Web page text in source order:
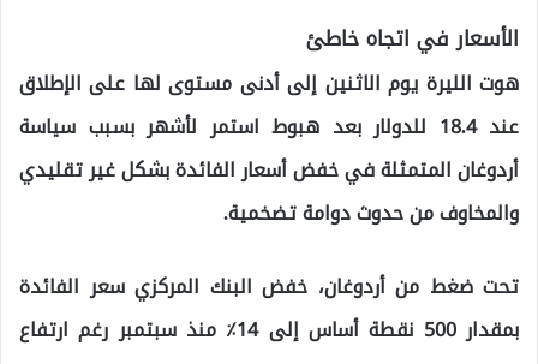
الأسعار في اتجاه خاطئ
هوت الليرة يوم الاثنين إلى أدنى مستوى لها على الإطلاق
عند 18.4 للدولار بعد هبوط استمر لأشهر بسبب سياسة
أردوغان المتمثلة في خفض أسعار الفائدة بشكل غير تقليدي
والمخاوف من حدوث دوامة تضخمية.
تحت ضغط من أردوغان، خفض البنك المركزي سعر الفائدة
بمقدار 500 نقطة أساس إلى 14٪ منذ سبتمبر رغم ارتفاع